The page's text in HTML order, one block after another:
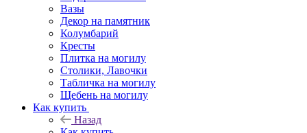
Вазы
Декор на памятник
Колумбарий
Кресты
Плитка на могилу
Столики, Лавочки
Табличка на могилу
Щебень на могилу
Как купить
Назад